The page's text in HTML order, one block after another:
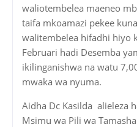
waliotembelea maeneo
taifa mkoamazi pekee
walitembelea hifadhi hiyo
Februari hadi Desemba
ikilinganishwa na watu
mwaka wa nyuma.
Aidha Dc Kasilda alieleza
Msimu wa Pili wa